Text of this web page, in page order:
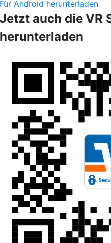
Für Android herunterladen
Jetzt auch die VR
herunterladen